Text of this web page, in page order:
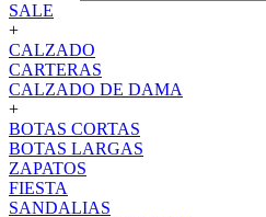
SALE
+
CALZADO
CARTERAS
CALZADO DE DAMA
+
BOTAS CORTAS
BOTAS LARGAS
ZAPATOS
FIESTA
SANDALIAS